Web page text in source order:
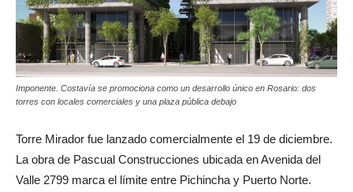
Imponente. Costavía se promociona como un desarrollo único en Rosario: dos
Torre Mirador fue lanzado comercialmente el 19 de diciembre.
La obra de Pascual Construcciones ubicada en Avenida del